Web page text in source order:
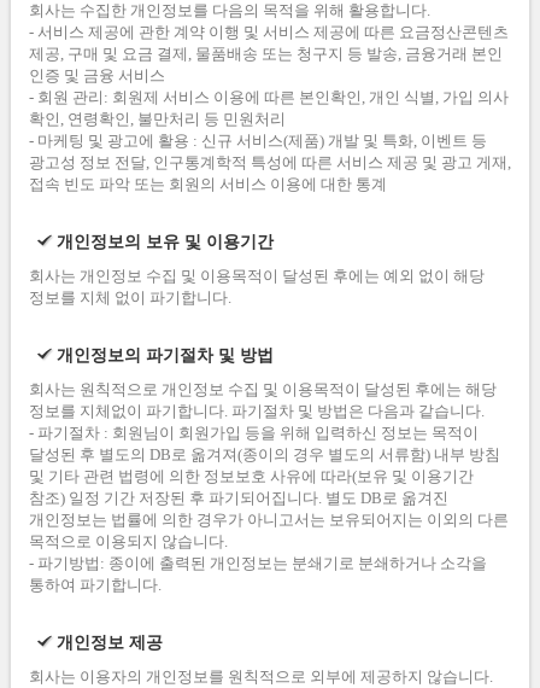
회사는 수집한 개인정보를 다음의 목적을 위해 활용합니다.
- 서비스 제공에 관한 계약 이행 및 서비스 제공에 따른 요금정산콘텐츠
제공, 구매 및 요금 결제, 물품배송 또는 청구지 등 발송, 금융거래 본인
인증 및 금융 서비스
- 회원 관리: 회원제 서비스 이용에 따른 본인확인, 개인 식별, 가입 의사
확인, 연령확인, 불만처리 등 민원처리
- 마케팅 및 광고에 활용 : 신규 서비스(제품) 개발 및 특화, 이벤트 등
광고성 정보 전달, 인구통계학적 특성에 따른 서비스 제공 및 광고 게재,
접속 빈도 파악 또는 회원의 서비스 이용에 대한 통계
개인정보의 보유 및 이용기간
회사는 개인정보 수집 및 이용목적이 달성된 후에는 예외 없이 해당
정보를 지체 없이 파기합니다.
개인정보의 파기절차 및 방법
회사는 원칙적으로 개인정보 수집 및 이용목적이 달성된 후에는 해당
정보를 지체없이 파기합니다. 파기절차 및 방법은 다음과 같습니다.
- 파기절차 : 회원님이 회원가입 등을 위해 입력하신 정보는 목적이
달성된 후 별도의 DB로 옮겨져(종이의 경우 별도의 서류함) 내부 방침
및 기타 관련 법령에 의한 정보보호 사유에 따라(보유 및 이용기간
참조) 일정 기간 저장된 후 파기되어집니다. 별도 DB로 옮겨진
개인정보는 법률에 의한 경우가 아니고서는 보유되어지는 이외의 다른
목적으로 이용되지 않습니다.
- 파기방법: 종이에 출력된 개인정보는 분쇄기로 분쇄하거나 소각을
통하여 파기합니다.
개인정보 제공
회사는 이용자의 개인정보를 원칙적으로 외부에 제공하지 않습니다.